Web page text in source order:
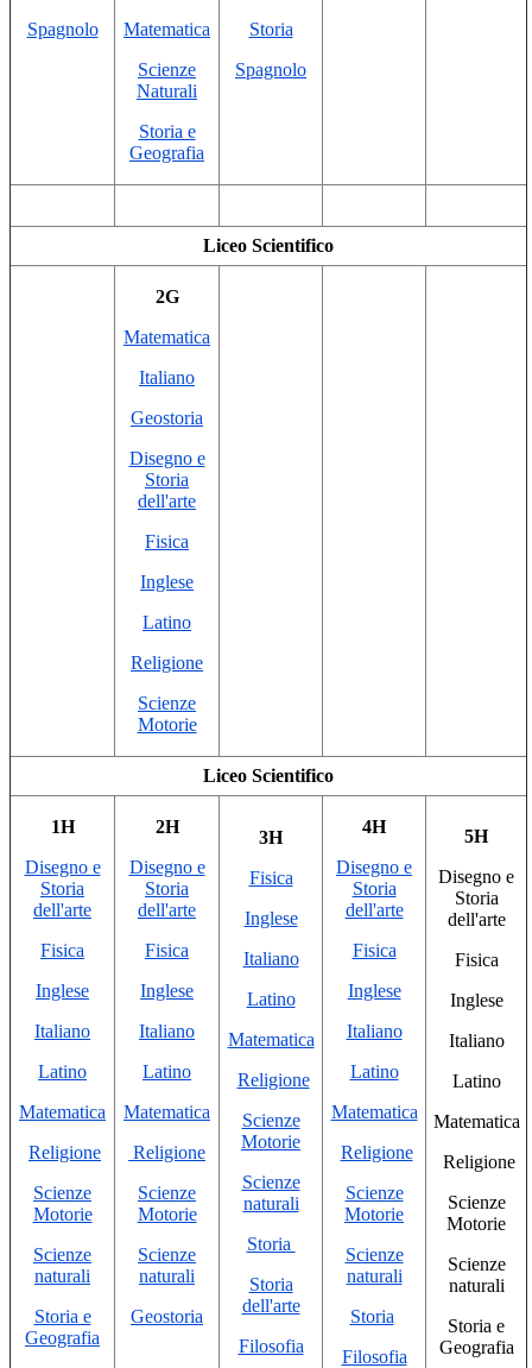
Spagnolo
Matematica
Scienze
Naturali
Storia e
Geografia
Storia
Spagnolo
Liceo Scientifico
2G
Matematica
Italiano
Geostoria
Disegno e
Storia
dell'arte
Fisica
Inglese
Latino
Religione
Scienze
Motorie
Liceo Scientifico
1H
Disegno e
Storia
dell'arte
Fisica
Inglese
Italiano
Latino
Matematica
Religione
Scienze
Motorie
Scienze
naturali
Storia e
Geografia
2H
Disegno e
Storia
dell'arte
Fisica
Inglese
Italiano
Latino
Matematica
Religione
Scienze
Motorie
Scienze
naturali
Geostoria
3H
Fisica
Inglese
Italiano
Latino
Matematica
Religione
Scienze
Motorie
Scienze
naturali
Storia
Storia
dell'arte
Filosofia
4H
Disegno e
Storia
dell'arte
Fisica
Inglese
Italiano
Latino
Matematica
Religione
Scienze
Motorie
Scienze
naturali
Storia
Filosofia
5H
Disegno e
Storia
dell'arte
Fisica
Inglese
Italiano
Latino
Matematica
Religione
Scienze
Motorie
Scienze
naturali
Storia e
Geografia